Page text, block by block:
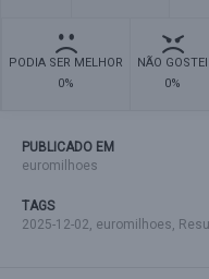
PODIA SER MELHOR
0%
NÃO GOSTEI
0%
PUBLICADO EM
euromilhoes
TAGS
2025-12-02, euromilhoes,